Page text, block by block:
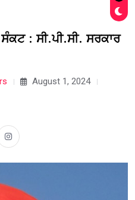
: ਸੀ.ਪੀ.ਸੀ. ਸਰਕਾਰ
August 1, 2024